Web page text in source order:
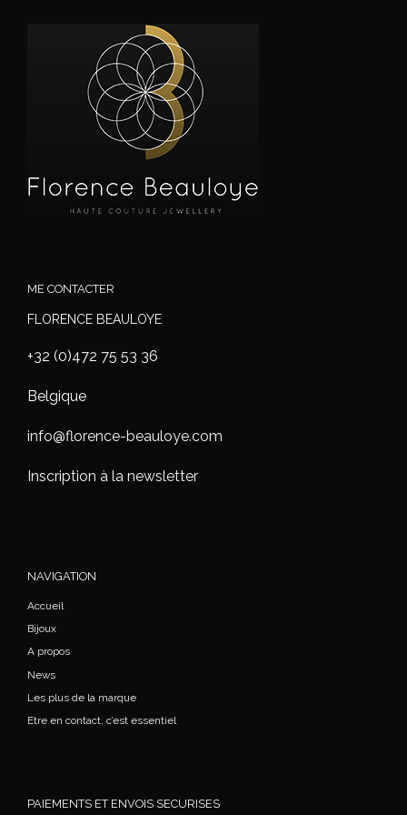
ME CONTACTER
FLORENCE BEAULOYE
+32 (0)472 75 53 36
Belgique
info@florence-beauloye.com
Inscription à la newsletter
NAVIGATION
Accueil
Bijoux
A propos
News
Les plus de la marque
Etre en contact, c’est essentiel
PAIEMENTS ET ENVOIS SECURISES